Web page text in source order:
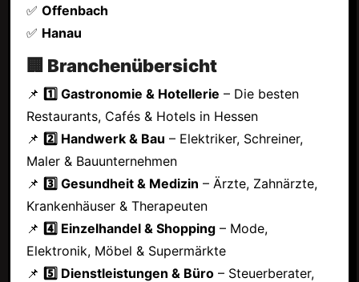
✅ Offenbach
✅ Hanau
🏢 Branchenübersicht
📌 1️⃣ Gastronomie & Hotellerie – Die besten
Restaurants, Cafés & Hotels in Hessen
📌 2️⃣ Handwerk & Bau – Elektriker, Schreiner,
Maler & Bauunternehmen
📌 3️⃣ Gesundheit & Medizin – Ärzte, Zahnärzte,
Krankenhäuser & Therapeuten
📌 4️⃣ Einzelhandel & Shopping– Mode,
Elektronik, Möbel & Supermärkte
📌 5️⃣ Dienstleistungen & Büro– Steuerberater,